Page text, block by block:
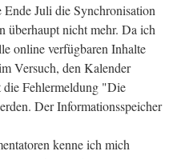
Juli die Synchronisation
überhaupt nicht mehr. Da ich
online verfügbaren Inhalte
Versuch, den Kalender
die Fehlermeldung "Die
Der Informationsspeicher
kenne ich mich